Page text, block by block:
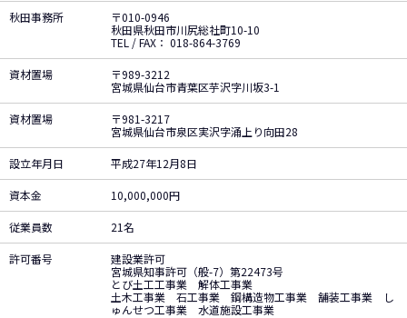
秋田事務所
〒010-0946
秋田県秋田市川尻総社町10-10
TEL / FAX： 018-864-3769
資材置場
〒989-3212
宮城県仙台市青葉区芋沢字川坂3-1
資材置場
〒981-3217
宮城県仙台市泉区実沢字涌上り向田28
設立年月日 平成27年12月8日
資本金 10,000,000円
従業員数 21名
許可番号
建設業許可
宮城県知事許可（般-7）第22473号
とび土工工事業 解体工事業
土木工事業 石工事業 鋼構造物工事業 舗装工事業 し
ゅんせつ工事業 水道施設工事業